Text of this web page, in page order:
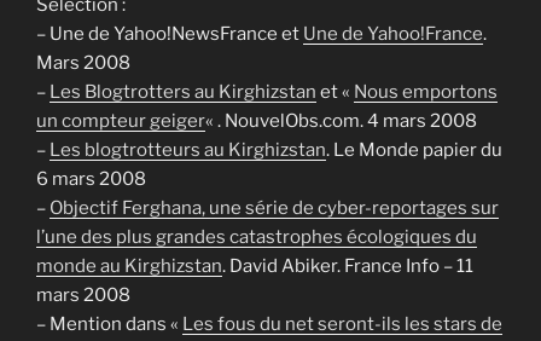
Sélection :
– Une de Yahoo!NewsFrance et Une de Yahoo!France.
Mars 2008
– Les Blogtrotters au Kirghizstan et « Nous emportons
un compteur geiger« . NouvelObs.com. 4 mars 2008
– Les blogtrotteurs au Kirghizstan. Le Monde papier du
6 mars 2008
– Objectif Ferghana, une série de cyber-reportages sur
l’une des plus grandes catastrophes écologiques du
monde au Kirghizstan. David Abiker. France Info – 11
mars 2008
– Mention dans « Les fous du net seront-ils les stars de